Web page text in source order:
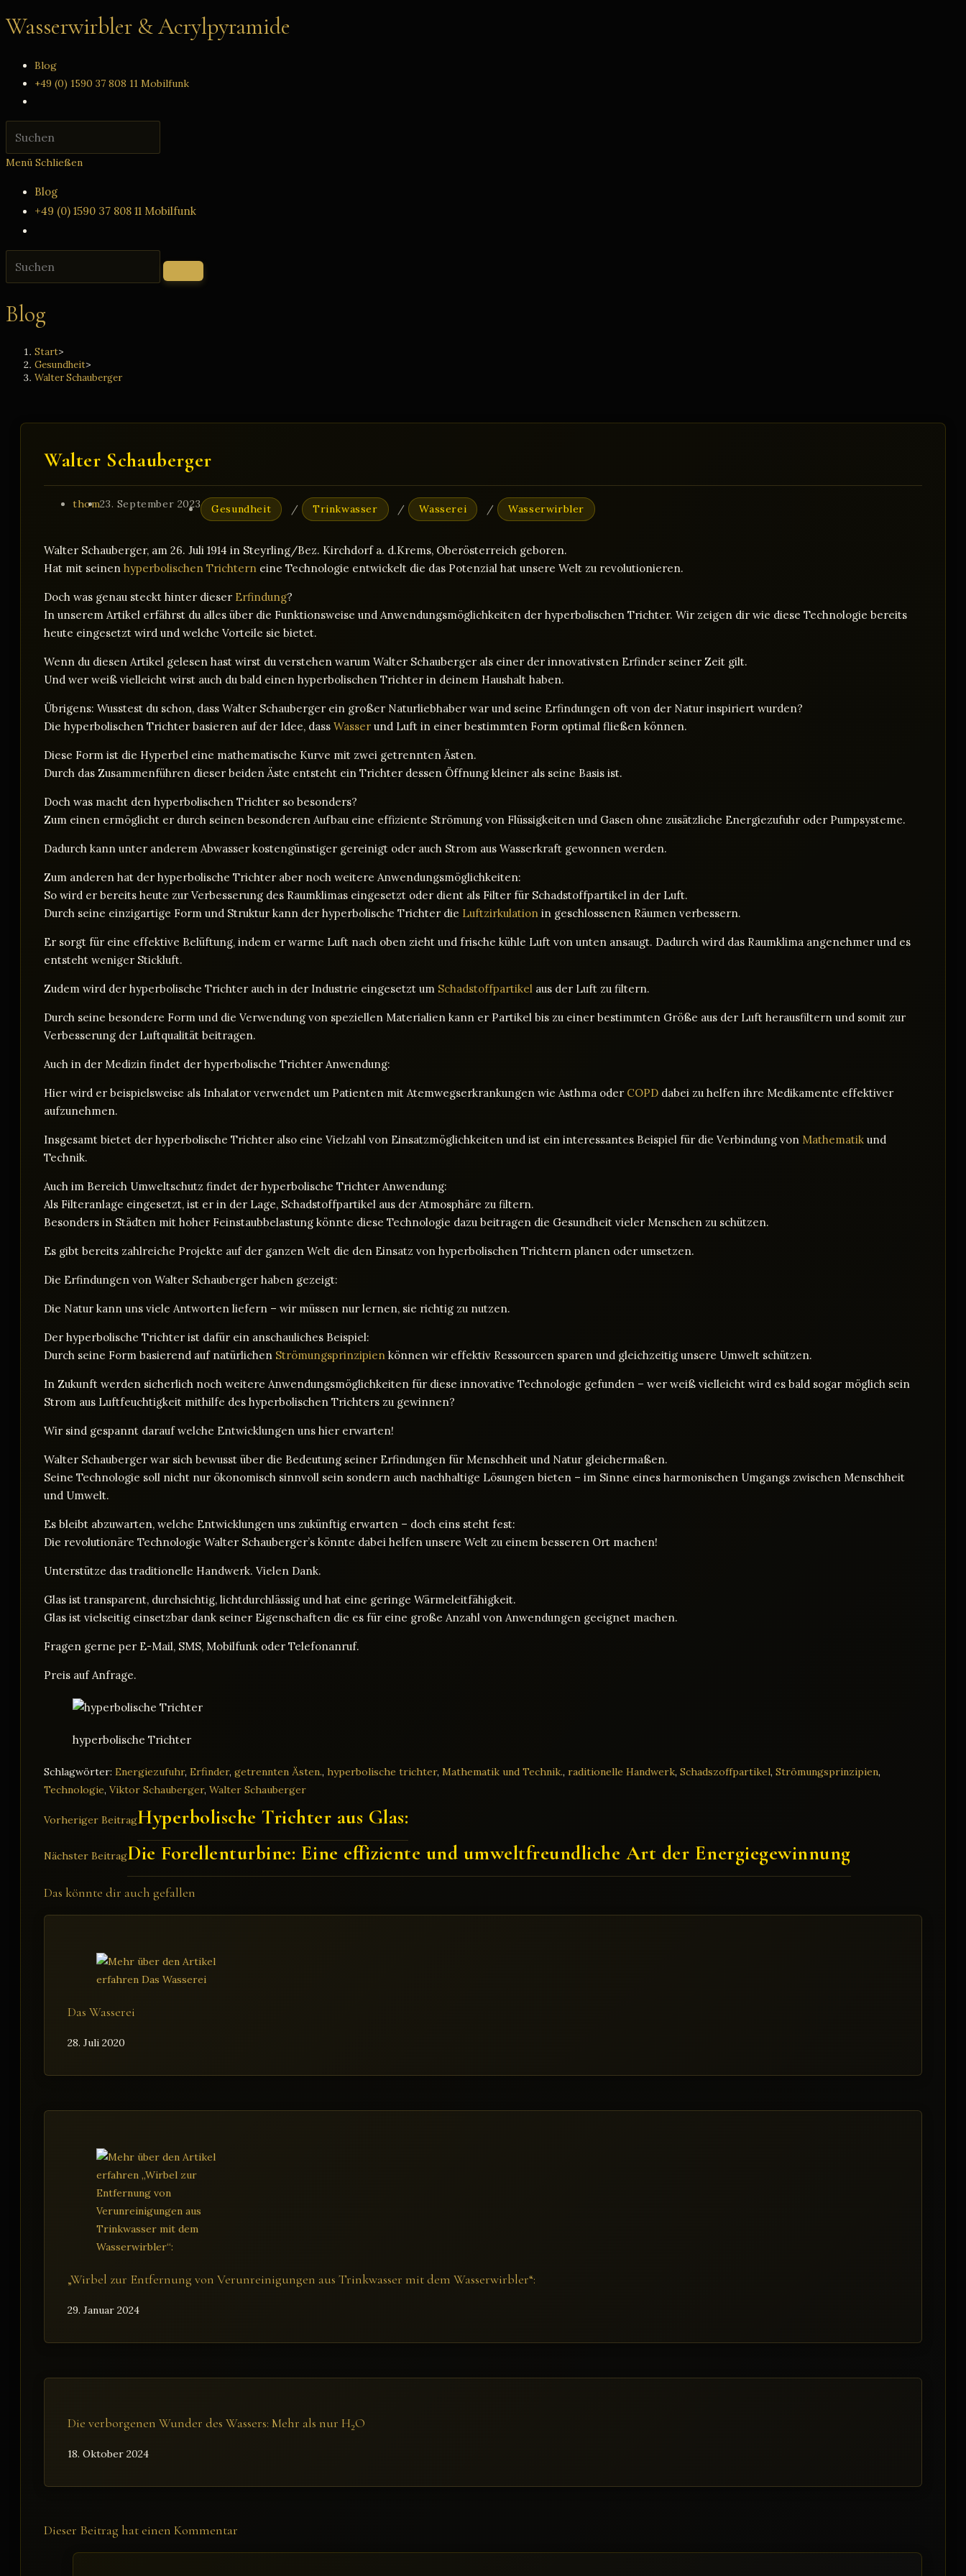
Inhalt
Wasserwirbler & Acrylpyramide
Blog
+49 (0) 1590 37 808 11 Mobilfunk
Suche
umschalten
search
Menü Schließen
Blog
+49 (0) 1590 37 808 11 Mobilfunk
Suche
umschalten
Blog
Start>
Gesundheit>
Walter Schauberger
Walter Schauberger
Beitrags-
thomBeitrag
23. September 2023Beitrags-
Kategorie:
Gesundheit / Trinkwasser / Wasserei / Wasserwirbler
Walter Schauberger, am 26. Juli 1914 in Steyrling/Bez. Kirchdorf a. d.Krems, Oberösterreich geboren.
Hat mit seinen hyperbolischen Trichtern eine Technologie entwickelt die das Potenzial hat unsere Welt zu revolutionieren.
Doch was genau steckt hinter dieser Erfindung?
In unserem Artikel erfährst du alles über die Funktionsweise und Anwendungsmöglichkeiten der hyperbolischen Trichter. Wir zeigen dir wie diese Technologie bereits
heute eingesetzt wird und welche Vorteile sie bietet.
Wenn du diesen Artikel gelesen hast wirst du verstehen warum Walter Schauberger als einer der innovativsten Erfinder seiner Zeit gilt.
Und wer weiß vielleicht wirst auch du bald einen hyperbolischen Trichter in deinem Haushalt haben.
Übrigens: Wusstest du schon, dass Walter Schauberger ein großer Naturliebhaber war und seine Erfindungen oft von der Natur inspiriert wurden?
Die hyperbolischen Trichter basieren auf der Idee, dass Wasser und Luft in einer bestimmten Form optimal fließen können.
Diese Form ist die Hyperbel eine mathematische Kurve mit zwei getrennten Ästen.
Durch das Zusammenführen dieser beiden Äste entsteht ein Trichter dessen Öffnung kleiner als seine Basis ist.
Doch was macht den hyperbolischen Trichter so besonders?
Zum einen ermöglicht er durch seinen besonderen Aufbau eine effiziente Strömung von Flüssigkeiten und Gasen ohne zusätzliche Energiezufuhr oder Pumpsysteme.
Dadurch kann unter anderem Abwasser kostengünstiger gereinigt oder auch Strom aus Wasserkraft gewonnen werden.
Zum anderen hat der hyperbolische Trichter aber noch weitere Anwendungsmöglichkeiten:
So wird er bereits heute zur Verbesserung des Raumklimas eingesetzt oder dient als Filter für Schadstoffpartikel in der Luft.
Durch seine einzigartige Form und Struktur kann der hyperbolische Trichter die Luftzirkulation in geschlossenen Räumen verbessern.
Er sorgt für eine effektive Belüftung, indem er warme Luft nach oben zieht und frische kühle Luft von unten ansaugt. Dadurch wird das Raumklima angenehmer und es
entsteht weniger Stickluft.
Zudem wird der hyperbolische Trichter auch in der Industrie eingesetzt um Schadstoffpartikel aus der Luft zu filtern.
Durch seine besondere Form und die Verwendung von speziellen Materialien kann er Partikel bis zu einer bestimmten Größe aus der Luft herausfiltern und somit zur
Verbesserung der Luftqualität beitragen.
Auch in der Medizin findet der hyperbolische Trichter Anwendung:
Hier wird er beispielsweise als Inhalator verwendet um Patienten mit Atemwegserkrankungen wie Asthma oder COPD dabei zu helfen ihre Medikamente effektiver
aufzunehmen.
Insgesamt bietet der hyperbolische Trichter also eine Vielzahl von Einsatzmöglichkeiten und ist ein interessantes Beispiel für die Verbindung von Mathematik und
Technik.
Auch im Bereich Umweltschutz findet der hyperbolische Trichter Anwendung:
Als Filteranlage eingesetzt, ist er in der Lage, Schadstoffpartikel aus der Atmosphäre zu filtern.
Besonders in Städten mit hoher Feinstaubbelastung könnte diese Technologie dazu beitragen die Gesundheit vieler Menschen zu schützen.
Es gibt bereits zahlreiche Projekte auf der ganzen Welt die den Einsatz von hyperbolischen Trichtern planen oder umsetzen.
Die Erfindungen von Walter Schauberger haben gezeigt:
Die Natur kann uns viele Antworten liefern – wir müssen nur lernen, sie richtig zu nutzen.
Der hyperbolische Trichter ist dafür ein anschauliches Beispiel:
Durch seine Form basierend auf natürlichen Strömungsprinzipien können wir effektiv Ressourcen sparen und gleichzeitig unsere Umwelt schützen.
In Zukunft werden sicherlich noch weitere Anwendungsmöglichkeiten für diese innovative Technologie gefunden – wer weiß vielleicht wird es bald sogar möglich sein
Strom aus Luftfeuchtigkeit mithilfe des hyperbolischen Trichters zu gewinnen?
Wir sind gespannt darauf welche Entwicklungen uns hier erwarten!
Walter Schauberger war sich bewusst über die Bedeutung seiner Erfindungen für Menschheit und Natur gleichermaßen.
Seine Technologie soll nicht nur ökonomisch sinnvoll sein sondern auch nachhaltige Lösungen bieten – im Sinne eines harmonischen Umgangs zwischen Menschheit
und Umwelt.
Es bleibt abzuwarten, welche Entwicklungen uns zukünftig erwarten – doch eins steht fest:
Die revolutionäre Technologie Walter Schauberger’s könnte dabei helfen unsere Welt zu einem besseren Ort machen!
Unterstütze das traditionelle Handwerk. Vielen Dank.
Glas ist transparent, durchsichtig, lichtdurchlässig und hat eine geringe Wärmeleitfähigkeit.
Glas ist vielseitig einsetzbar dank seiner Eigenschaften die es für eine große Anzahl von Anwendungen geeignet machen.
Fragen gerne per E-Mail, SMS, Mobilfunk oder Telefonanruf.
Preis auf Anfrage.
hyperbolische Trichter
Schlagwörter: Energiezufuhr, Erfinder, getrennten Ästen., hyperbolische trichter, Mathematik und Technik., raditionelle Handwerk, Schadszoffpartikel, Strömungsprinzipien,
Technologie, Viktor Schauberger, Walter Schauberger
Weitere
Artikel
ansehen
Vorheriger BeitragHyperbolische Trichter aus Glas:
Nächster BeitragDie Forellenturbine: Eine effiziente und umweltfreundliche Art der Energiegewinnung
Das könnte dir auch gefallen
Das Wasserei
28. Juli 2020
„Wirbel zur Entfernung von Verunreinigungen aus Trinkwasser mit dem Wasserwirbler“:
29. Januar 2024
Die verborgenen Wunder des Wassers: Mehr als nur H₂O
18. Oktober 2024
Dieser Beitrag hat einen Kommentar